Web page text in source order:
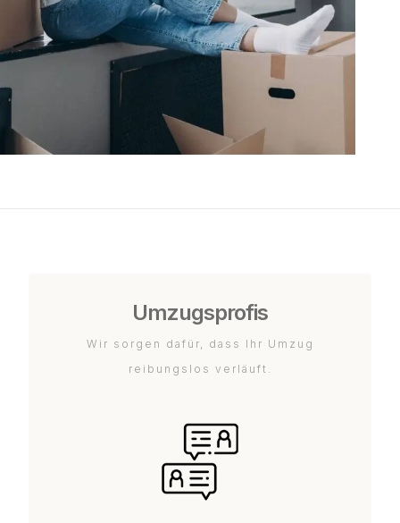
Umzugsprofis
Wir sorgen dafür, dass Ihr Umzug
reibungslos verläuft.